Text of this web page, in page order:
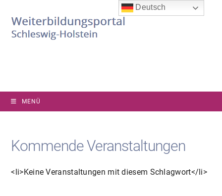
Inhalt
springen
MENÜ
Kommende Veranstaltungen
<li>Keine Veranstaltungen mit diesem Schlagwort</li>
Deutsch